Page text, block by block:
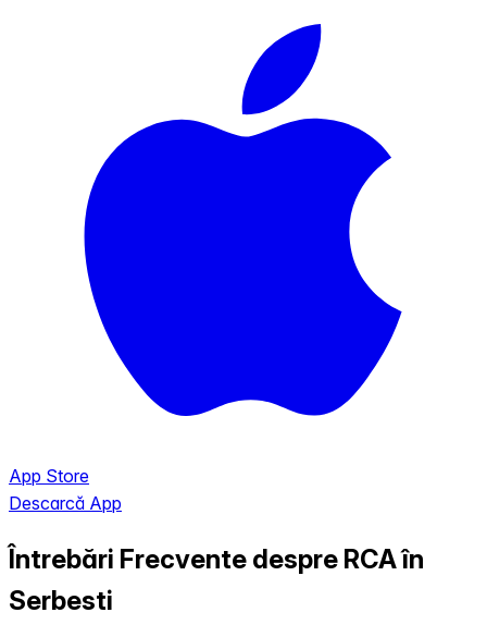
App Store
Descarcă App
Întrebări Frecvente despre RCA în
Serbesti